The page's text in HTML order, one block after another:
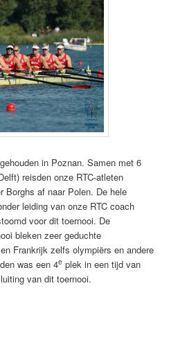
in Poznan. Samen met 6
reisden onze RTC-atleten
Borghs af naar Polen. De hele
leiding van onze RTC coach
voor dit toernooi. De
bleken zeer geduchte
Frankrijk zelfs olympiërs en andere
was een 4e plek in een tijd van
van dit toernooi.